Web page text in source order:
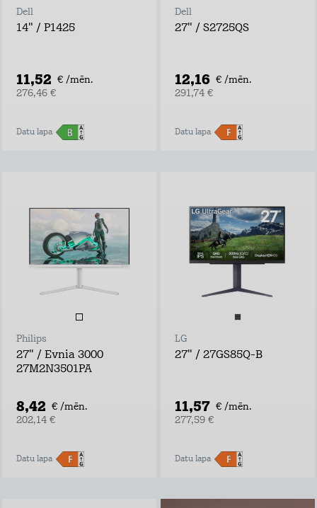
Dell
14" / P1425
11,52 € /mēn.
276,46 €
Datu lapa
Dell
27" / S2725QS
12,16 € /mēn.
291,74 €
Datu lapa
Philips
27" / Evnia 3000
27M2N3501PA
8,42 € /mēn.
202,14 €
Datu lapa
LG
27" / 27GS85Q-B
11,57 € /mēn.
277,59 €
Datu lapa